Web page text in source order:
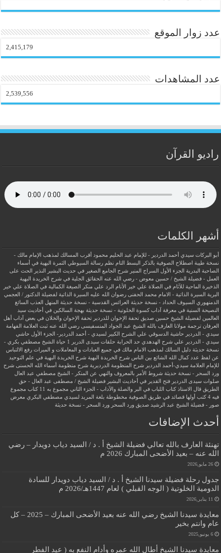
عدد زوار الموقع
2,415,179
عدد المشاهدات
2,539,556
راديو القرآن
أشهر الكلمات
أبو البركات سيدي أحمد الدردير - للإمام عبد الحليم محمود
أقرب المسالك لمذهب الإمام مالك -
نسخة طيبة اصطلاح الصوفية بالذكر البسط التام نظم رسالة السيوطي
الثمرة البهية في أسماء
الصاحبة البدرية
الجزء الأول السراج المنير شرح الجامع الصغير في حديث البشير النذير
الحث على
العمل - فضيلة الشيخ / حسين معوض - رضي الله عنه
الحقائق الجلية في شرح الخريدة البهية
الذخيرة الماحية للآثام في الصلاة علي خير الأنام
الرد علي منكر الصيغة الكمالية في الصلاة علي خير
البرية
السيرة الذاتية - الامام محمد الحفنى رضوان الله عليه
السيرة الذاتية لفضيلة الدكتور / العجمي
الدمنهوري
السيوف الحداد - نسخة حديثة العرائس القدسية - نسخة حديثة
المنهل العذب السائغ
النصيحة السنية في معرفة آداب كسوة الخلوتية - نسخة حديثة بهجة السالكين في أحاديث سيد
العالمين لفضيلة الشيخ حسين صديق
تحفة الإخوان للدردير تحفة الإخوان والخلان في بعض آداب أهل
العرفان ترجمة مولانا العارف بالله الشيخ عبد الجواد المنسفيسى رضي الله عنه ثبت العلامة الفهامة
سيدي - الدردير
حاشية الدسوقي علي الشرح الكبير لسيدي - أحمد الدردير- الجزء الأول حاشي
سيدي - الدردير علي شرح الهدهدي حد الحرابة حلقات سيدى الدرير 1
حياة الشيخ مصطفي بكري -
نسخة حديثة دليل السالك لمذهب الامام مالك في جميع العبادات و المعاملات و الميراث رفع الالتباس
عن لفظ عدد كمال الله الشائع بين الناس شرح الخريدة البهية شرح الخريدة البهية في علم التوحيد
للإمام العلامة سيدي-أحمد الدردير شرح المنظومة الدرديرية شرح منظومة أسماء الله الحسنى شرح
ورد السحر - نسخة حديثة شروط الأمر بالمعروف والنهي عن المنكر - الشيخ مصطفي عبد العال
صلوات سيدى الدردير فتح القدير في أحاديث البشير فضيلة الشيخ / مصطفى عبد العال - حق
الطريق
قال الاستاذ كتاب اللباب في البر والصلة والآداب - الجزء الثاني مجموع به 11 كتاب
مجموع
فيه 4 كتب أولها قصائد في طريق الصوفية
مخطوطة بلغة المريد لسيدي مصطفي البكري معرض
صور - فضيلة الشيخ عبد الرشيد صديق
ورد السحر ورد السحر - نسخة حديثة
أحدث الإضافات
تهنئة العارف بالله تعالي فضيلة الشيخ أ . د / السيد دياب دويدار – رضي
الله عنه – بعيد الأضحى المبارك 2026 م
26 مايو,2026
جدول رحلة فضيلة سيدنا الشيخ أ . د / السيد دياب دويدار للسادة
الدومية الخلوتية ( الوجه القبلي ) لعام 1447هـ/2026 م
11 يناير,2026
معايدة سيدنا الشيخ رضي الله عنه بعيد الأضحى المبارك – 2025 – كل
عام وانتم بخير
6 يونيو,2025
معايدة سيدنا الشيخ أطال الله عمره وأدام النفع به ( عيد الفطر